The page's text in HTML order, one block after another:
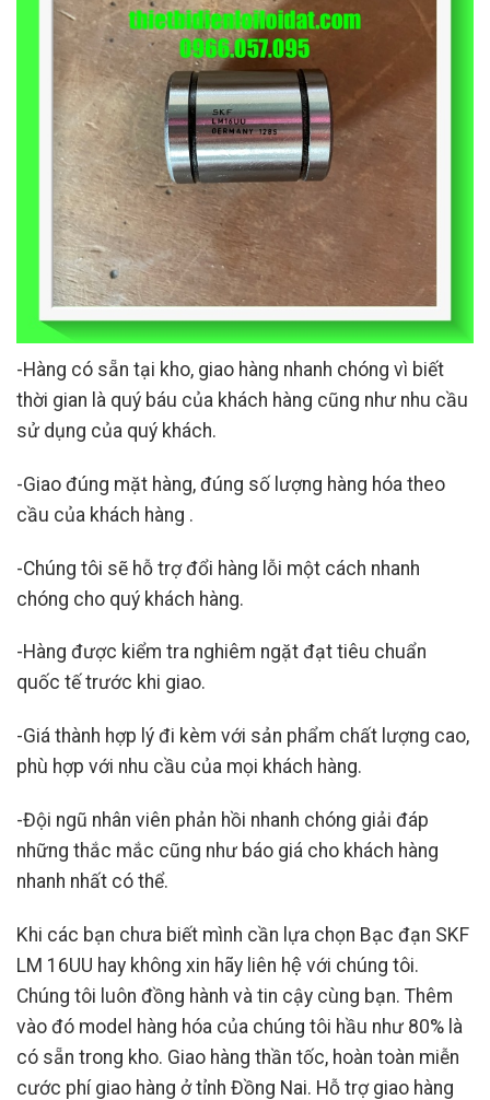
-Hàng có sẵn tại kho, giao hàng nhanh chóng vì biết
thời gian là quý báu của khách hàng cũng như nhu cầu
sử dụng của quý khách.
-Giao đúng mặt hàng, đúng số lượng hàng hóa theo
cầu của khách hàng .
-Chúng tôi sẽ hỗ trợ đổi hàng lỗi một cách nhanh
chóng cho quý khách hàng.
-Hàng được kiểm tra nghiêm ngặt đạt tiêu chuẩn
quốc tế trước khi giao.
-Giá thành hợp lý đi kèm với sản phẩm chất lượng cao,
phù hợp với nhu cầu của mọi khách hàng.
-Đội ngũ nhân viên phản hồi nhanh chóng giải đáp
những thắc mắc cũng như báo giá cho khách hàng
nhanh nhất có thể.
Khi các bạn chưa biết mình cần lựa chọn Bạc đạn SKF
LM 16UU hay không xin hãy liên hệ với chúng tôi.
Chúng tôi luôn đồng hành và tin cậy cùng bạn. Thêm
vào đó model hàng hóa của chúng tôi hầu như 80% là
có sẵn trong kho. Giao hàng thần tốc, hoàn toàn miễn
cước phí giao hàng ở tỉnh Đồng Nai. Hỗ trợ giao hàng